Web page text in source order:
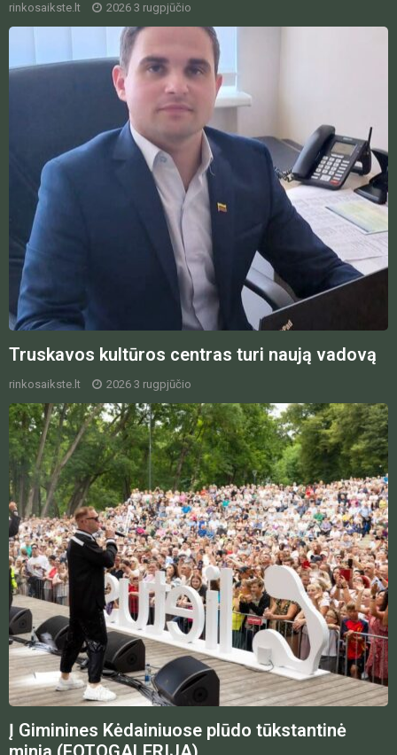
rinkosaikste.lt 2026 3 rugpjūčio
Truskavos kultūros centras turi naują vadovą
rinkosaikste.lt 2026 3 rugpjūčio
Į Giminines Kėdainiuose plūdo tūkstantinė